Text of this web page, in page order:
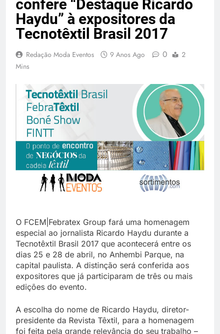
confere “Destaque Ricardo
Haydu” à expositores da
Tecnotêxtil Brasil 2017
Redação Moda Eventos 9 Anos Ago 0
2
Mins
O FCEM|Febratex Group fará uma homenagem
especial ao jornalista Ricardo Haydu durante a
Tecnotêxtil Brasil 2017 que acontecerá entre os
dias 25 e 28 de abril, no Anhembi Parque, na
capital paulista. A distinção será conferida aos
expositores que já participaram de três ou mais
edições do evento.
A escolha do nome de Ricardo Haydu, diretor-
presidente da Revista Têxtil, para a homenagem
foi feita pela grande relevância do seu trabalho –